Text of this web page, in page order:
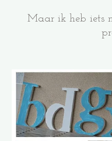
Maar ik heb iets